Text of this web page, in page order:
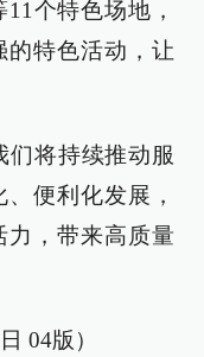
个特色场地，
的特色活动，让
们将持续推动服
便利化发展，
力，带来高质量
04版）